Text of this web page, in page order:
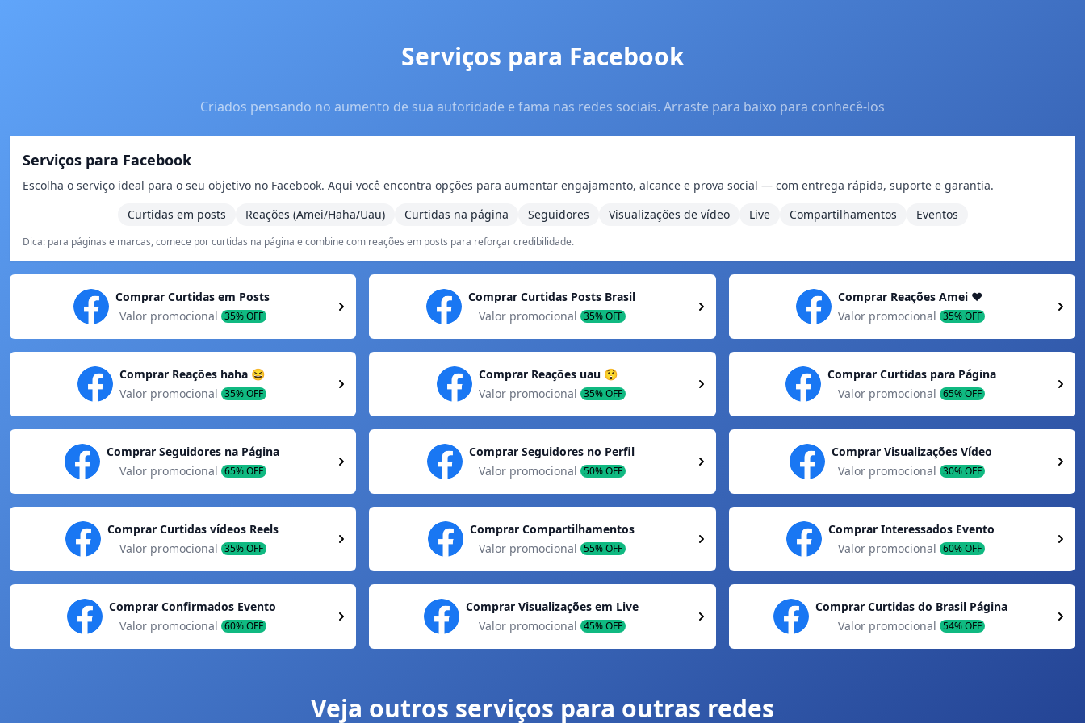
Serviços para Facebook
Criados pensando no aumento de sua autoridade e fama nas redes sociais. Arraste para baixo para conhecê-los
Serviços para Facebook
Escolha o serviço ideal para o seu objetivo no Facebook. Aqui você encontra opções para aumentar engajamento, alcance e prova social — com entrega rápida, suporte e garantia.
Curtidas em posts
Reações (Amei/Haha/Uau) Curtidas na página Seguidores Visualizações de vídeo Live Compartilhamentos Eventos
Dica: para páginas e marcas, comece por curtidas na página e combine com reações em posts para reforçar credibilidade.
Comprar Curtidas em Posts
Valor promocional 35% OFF
Comprar Curtidas Posts Brasil
Valor promocional 35% OFF
Comprar Reações Amei ❤️
Valor promocional 35% OFF
Comprar Reações haha 😆
Valor promocional 35% OFF
Comprar Reações uau 😲
Valor promocional 35% OFF
Comprar Curtidas para Página
Valor promocional 65% OFF
Comprar Seguidores na Página
Valor promocional 65% OFF
Comprar Seguidores no Perfil
Valor promocional 50% OFF
Comprar Visualizações Vídeo
Valor promocional 30% OFF
Comprar Curtidas vídeos Reels
Valor promocional 35% OFF
Comprar Compartilhamentos
Valor promocional 55% OFF
Comprar Interessados Evento
Valor promocional 60% OFF
Comprar Confirmados Evento
Valor promocional 60% OFF
Comprar Visualizações em Live
Valor promocional 45% OFF
Comprar Curtidas do Brasil Página
Valor promocional 54% OFF
Veja outros serviços para outras redes